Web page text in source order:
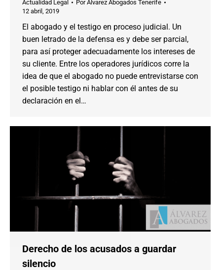
Actualidad Legal PorAlvarez Abogados Tenerife
12 abril, 2019
El abogado y el testigo en proceso judicial. Un
buen letrado de la defensa es y debe ser parcial,
para así proteger adecuadamente los intereses de
su cliente. Entre los operadores jurídicos corre la
idea de que el abogado no puede entrevistarse con
el posible testigo ni hablar con él antes de su
declaración en el…
Derecho de los acusados a guardar
silencio